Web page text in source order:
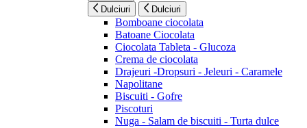
Dulciuri Dulciuri
Bomboane ciocolata
Batoane Ciocolata
Ciocolata Tableta - Glucoza
Crema de ciocolata
Drajeuri -Dropsuri - Jeleuri - Caramele
Napolitane
Biscuiti - Gofre
Piscoturi
Nuga - Salam de biscuiti - Turta dulce